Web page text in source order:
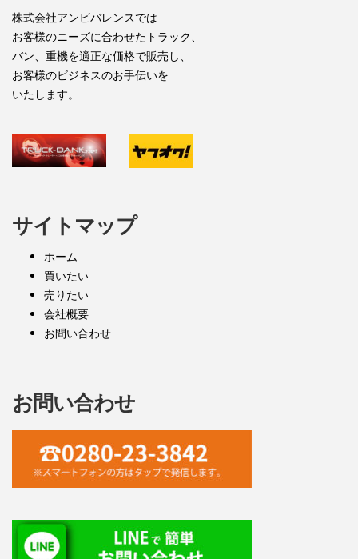
株式会社アンビバレンスでは
お客様のニーズに合わせたトラック、
バン、重機を適正な価格で販売し、
お客様のビジネスのお手伝いを
いたします。
サイトマップ
ホーム
買いたい
売りたい
会社概要
お問い合わせ
お問い合わせ